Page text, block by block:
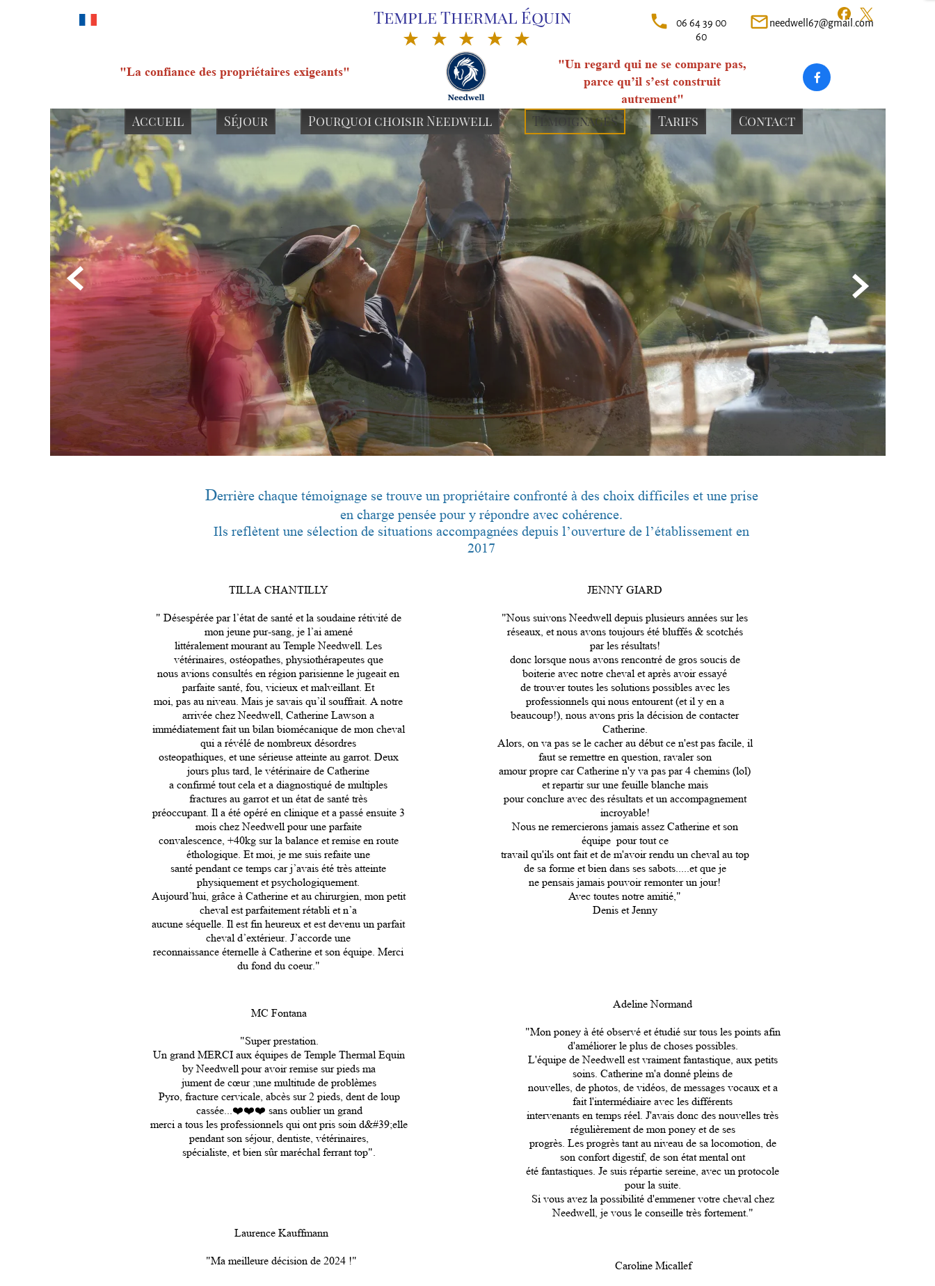
Accueil Séjour Pourquoi choisir Needwell Témoignages Tarifs Contact
Temple Thermal Équin
 
"Un regard qui ne se compare pas,
parce qu’il s’est construit
autrement"
06 64 39 00
60
local_phone mail_outlineneedwell67@gmail.com

"La confiance des propriétaires exigeants"
Derrière chaque témoignage se trouve un propriétaire confronté à des choix difficiles et une prise
en charge pensée pour y répondre avec cohérence.
Ils reflètent une sélection de situations accompagnées depuis l’ouverture de l’établissement en
2017
JENNY GIARD
"Nous suivons Needwell depuis plusieurs années sur les
réseaux, et nous avons toujours été bluffés & scotchés
par les résultats!
donc lorsque nous avons rencontré de gros soucis de
boiterie avec notre cheval et après avoir essayé
de trouver toutes les solutions possibles avec les
professionnels qui nous entourent (et il y en a
beaucoup!), nous avons pris la décision de contacter
Catherine.
Alors, on va pas se le cacher au début ce n'est pas facile, il
faut se remettre en question, ravaler son
amour propre car Catherine n'y va pas par 4 chemins (lol)
et repartir sur une feuille blanche mais
pour conclure avec des résultats et un accompagnement
incroyable!
Nous ne remercierons jamais assez Catherine et son
équipe pour tout ce
travail qu'ils ont fait et de m'avoir rendu un cheval au top
de sa forme et bien dans ses sabots.....et que je
ne pensais jamais pouvoir remonter un jour!
Avec toutes notre amitié,"
Denis et Jenny
TILLA CHANTILLY
" Désespérée par l’état de santé et la soudaine rétivité de
mon jeune pur-sang, je l’ai amené
littéralement mourant au Temple Needwell. Les
vétérinaires, ostéopathes, physiothérapeutes que
nous avions consultés en région parisienne le jugeait en
parfaite santé, fou, vicieux et malveillant. Et
moi, pas au niveau. Mais je savais qu’il souffrait. A notre
arrivée chez Needwell, Catherine Lawson a
immédiatement fait un bilan biomécanique de mon cheval
qui a révélé de nombreux désordres
osteopathiques, et une sérieuse atteinte au garrot. Deux
jours plus tard, le vétérinaire de Catherine
a confirmé tout cela et a diagnostiqué de multiples
fractures au garrot et un état de santé très
préoccupant. Il a été opéré en clinique et a passé ensuite 3
mois chez Needwell pour une parfaite
convalescence, +40kg sur la balance et remise en route
éthologique. Et moi, je me suis refaite une
santé pendant ce temps car j’avais été très atteinte
physiquement et psychologiquement.
Aujourd’hui, grâce à Catherine et au chirurgien, mon petit
cheval est parfaitement rétabli et n’a
aucune séquelle. Il est fin heureux et est devenu un parfait
cheval d’extérieur. J’accorde une
reconnaissance éternelle à Catherine et son équipe. Merci
du fond du coeur."
Adeline Normand
"Mon poney à été observé et étudié sur tous les points afin
d'améliorer le plus de choses possibles.
L'équipe de Needwell est vraiment fantastique, aux petits
soins. Catherine m'a donné pleins de
nouvelles, de photos, de vidéos, de messages vocaux et a
fait l'intermédiaire avec les différents
intervenants en temps réel. J'avais donc des nouvelles très
régulièrement de mon poney et de ses
progrès. Les progrès tant au niveau de sa locomotion, de
son confort digestif, de son état mental ont
été fantastiques. Je suis répartie sereine, avec un protocole
pour la suite.
Si vous avez la possibilité d'emmener votre cheval chez
Needwell, je vous le conseille très fortement."
MC Fontana
"Super prestation.
Un grand MERCI aux équipes de Temple Thermal Equin
by Needwell pour avoir remise sur pieds ma
jument de cœur ;une multitude de problèmes
Pyro, fracture cervicale, abcès sur 2 pieds, dent de loup
cassée...❤️❤️❤️ sans oublier un grand
merci a tous les professionnels qui ont pris soin d&#39;elle
pendant son séjour, dentiste, vétérinaires,
spécialiste, et bien sûr maréchal ferrant top".
Laurence Kauffmann
"Ma meilleure décision de 2024 !" Caroline Micallef